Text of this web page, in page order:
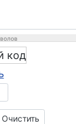
Очистить